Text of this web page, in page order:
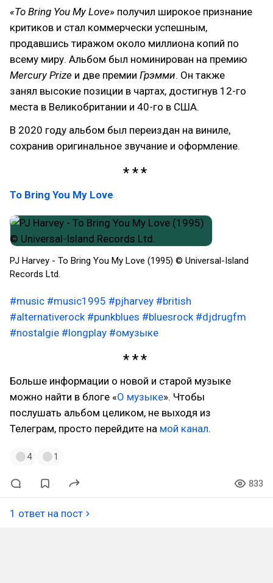
«To Bring You My Love» получил широкое признание
критиков и стал коммерчески успешным,
продавшись тиражом около миллиона копий по
всему миру. Альбом был номинирован на премию
Mercury Prize и две премии Грэмми. Он также
занял высокие позиции в чартах, достигнув 12-го
места в Великобритании и 40-го в США.
В 2020 году альбом был переиздан на виниле,
сохранив оригинальное звучание и оформление.
To Bring You My Love
PJ Harvey - To Bring You My Love (1995) © Universal-Island
Records Ltd.
#music #music1995 #pjharvey #british
#alternativerock #punkblues #bluesrock #djdrugfm
#nostalgie #longplay #омузыке
Больше информации о новой и старой музыке
можно найти в блоге «О музыке». Чтобы
послушать альбом целиком, не выходя из
Телеграм, просто перейдите на мой канал.
4 1
833
1 ответ на пост